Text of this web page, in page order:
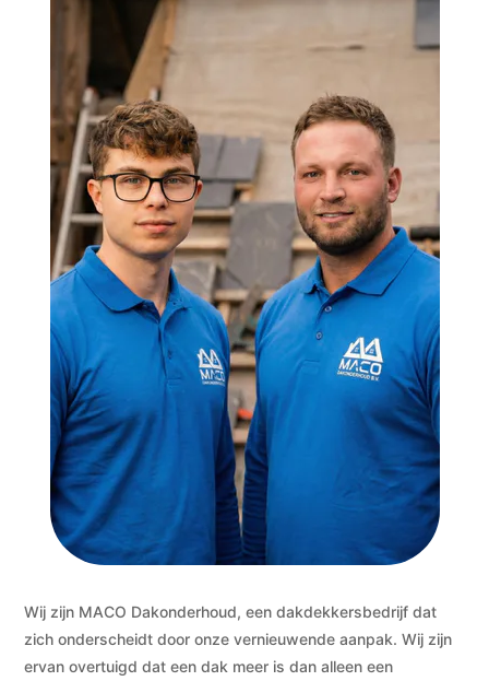
Wij zijn MACO Dakonderhoud, een dakdekkersbedrijf dat
zich onderscheidt door onze vernieuwende aanpak. Wij zijn
ervan overtuigd dat een dak meer is dan alleen een